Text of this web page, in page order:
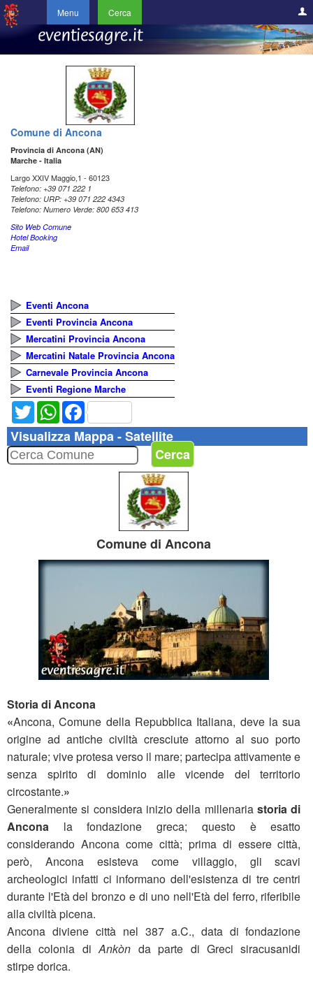
Menu Cerca
Comune di Ancona
Provincia di Ancona (AN)
Marche - Italia
Largo XXIV Maggio,1 - 60123
Telefono: +39 071 222 1
Telefono: URP: +39 071 222 4343
Telefono: Numero Verde: 800 653 413
Sito Web Comune
Hotel Booking
Email
Eventi Ancona
Eventi Provincia Ancona
Mercatini Provincia Ancona
Mercatini Natale Provincia Ancona
Carnevale Provincia Ancona
Eventi Regione Marche
Twitter WhatsAppFacebook
Visualizza Mappa - Satellite
Cerca
Comune di Ancona
Storia di Ancona
«Ancona, Comune della Repubblica Italiana, deve la sua
origine ad antiche civiltà cresciute attorno al suo porto
naturale; vive protesa verso il mare; partecipa attivamente e
senza spirito di dominio alle vicende del territorio
circostante.»
Generalmente si considera inizio della millenariastoria di
Ancona la fondazione greca; questo è esatto
considerando Ancona come città; prima di essere città,
però, Ancona esisteva come villaggio, gli scavi
archeologici infatti ci informano dell'esistenza di tre centri
durante l'Età del bronzo e di uno nell'Età del ferro, riferibile
alla civiltà picena.
Ancona diviene città nel 387 a.C., data di fondazione
della colonia diAnkòn da parte di Greci siracusanidi
stirpe dorica.